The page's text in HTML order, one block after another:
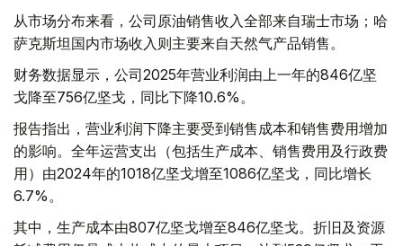
从市场分布来看，公司原油销售收入全部来自瑞士市场；哈
萨克斯坦国内市场收入则主要来自天然气产品销售。
财务数据显示，公司2025年营业利润由上一年的846亿坚
戈降至756亿坚戈，同比下降10.6%。
报告指出，营业利润下降主要受到销售成本和销售费用增加
的影响。全年运营支出（包括生产成本、销售费用及行政费
用）由2024年的1018亿坚戈增至1086亿坚戈，同比增长
6.7%。
其中，生产成本由807亿坚戈增至846亿坚戈。折旧及资源